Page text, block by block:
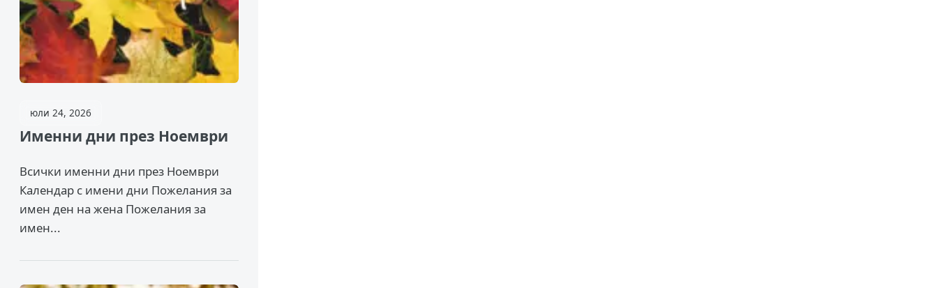
юли 24, 2026
Именни дни през Ноември
Всички именни дни през Ноември
Календар с имени дни Пожелания за
имен ден на жена Пожелания за
имен...